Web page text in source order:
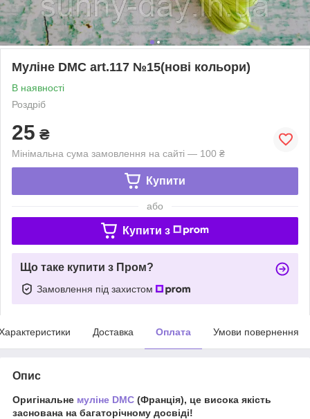
Муліне DMC art.117 №15(нові кольори)
В наявності
Роздріб
25 ₴
Мінімальна сума замовлення на сайті — 100 ₴
Купити
або
Купити з
Що таке купити з Пром?
Замовлення під захистом
Доставка Оплата Умови повернення
Опис
Оригінальне муліне DMC (Франція), це висока якість
заснована на багаторічному досвіді!